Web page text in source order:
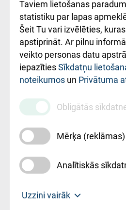
ceļvedis
Rekvizīti un
ārstniecības
iestādes kods
010000234
Maksas
pakalpojumu
cenrādis
Taviem lietošanas
statistiku par lapas
Šeit Tu vari izvēlēties,
apstiprināt. Ar pilnu
veikto personas datu
iepazītiesSīkdatņu
noteikumos un Privātuma
Obligātās
Mērķa
Analītiskās
Uzzini vairāk